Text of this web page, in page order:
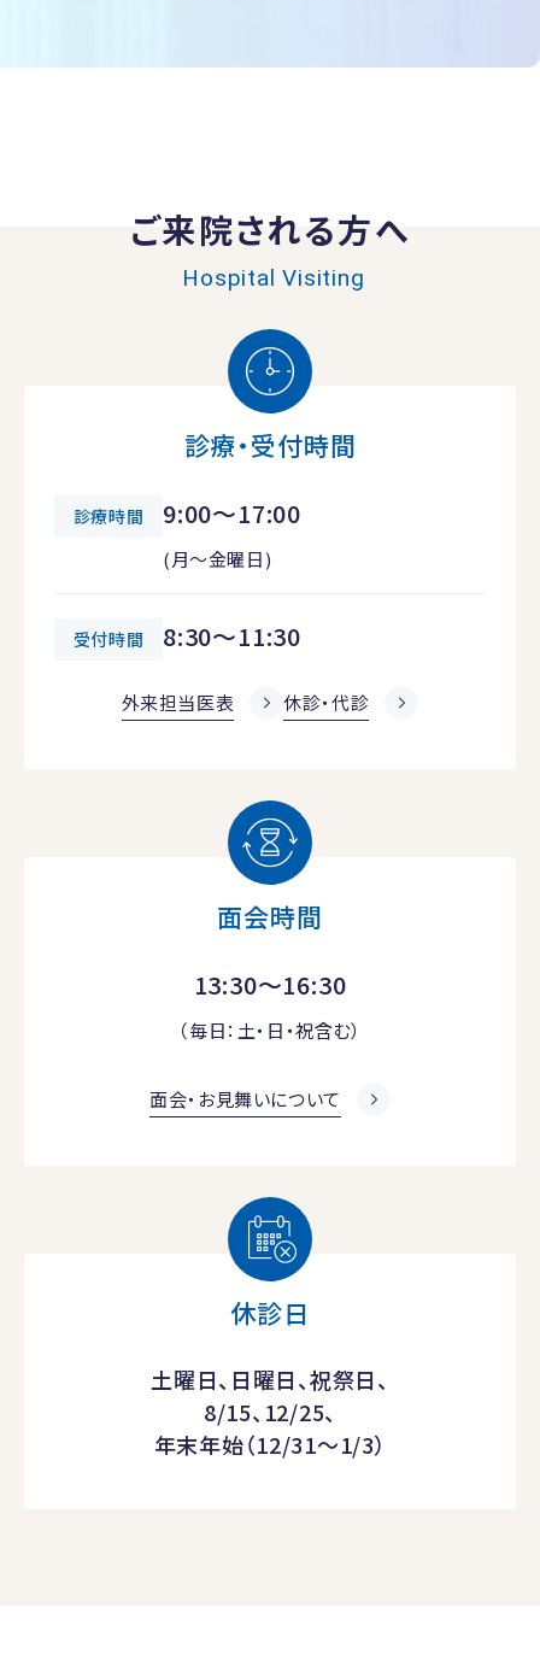
ご来院される方へ
Hospital Visiting
診療・受付時間
診療時間 9:00～17:00
(月～金曜日)
受付時間 8:30～11:30
外来担当医表 休診・代診
面会時間
13:30～16:30
（毎日：土・日・祝含む）
面会・お見舞いについて
休診日
土曜日、日曜日、祝祭日、
8/15、12/25、
年末年始（12/31～1/3）